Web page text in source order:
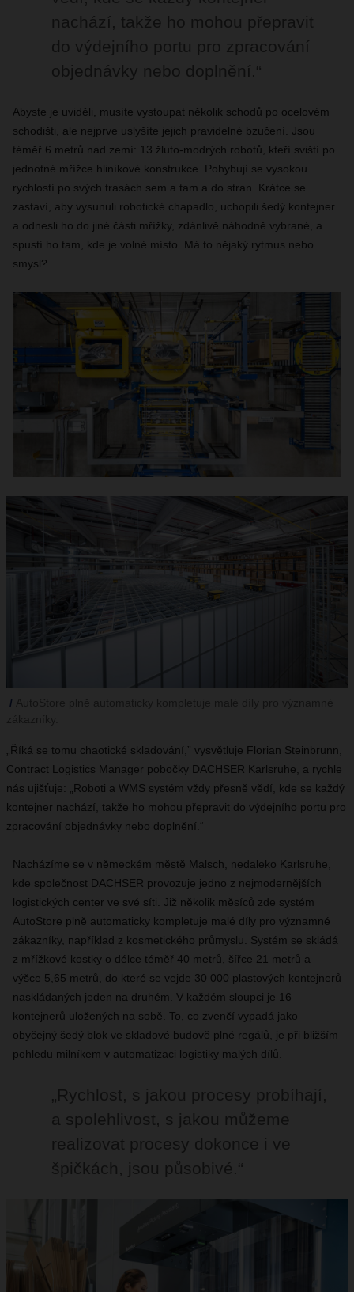
nachází, takže ho mohou přepravit
do výdejního portu pro zpracování
objednávky nebo doplnění.“
Abyste je uviděli, musíte vystoupat několik schodů po ocelovém
schodišti, ale nejprve uslyšíte jejich pravidelné bzučení. Jsou
téměř 6 metrů nad zemí: 13 žluto-modrých robotů, kteří sviští po
jednotné mřížce hliníkové konstrukce. Pohybují se vysokou
rychlostí po svých trasách sem a tam a do stran. Krátce se
zastaví, aby vysunuli robotické chapadlo, uchopili šedý kontejner
a odnesli ho do jiné části mřížky, zdánlivě náhodně vybrané, a
spustí ho tam, kde je volné místo. Má to nějaký rytmus nebo
smysl?
„Říká se tomu chaotické skladování,” vysvětluje Florian Steinbrunn,
Contract Logistics Manager pobočky DACHSER Karlsruhe, a rychle
nás ujišťuje: „Roboti a WMS systém vždy přesně vědí, kde se každý
kontejner nachází, takže ho mohou přepravit do výdejního portu pro
zpracování objednávky nebo doplnění.“
Nacházíme se v německém městě Malsch, nedaleko Karlsruhe,
kde společnost DACHSER provozuje jedno z nejmodernějších
logistických center ve své síti. Již několik měsíců zde systém
AutoStore plně automaticky kompletuje malé díly pro významné
zákazníky, například z kosmetického průmyslu. Systém se skládá
z mřížkové kostky o délce téměř 40 metrů, šířce 21 metrů a
výšce 5,65 metrů, do které se vejde 30 000 plastových kontejnerů
naskládaných jeden na druhém. V každém sloupci je 16
kontejnerů uložených na sobě. To, co zvenčí vypadá jako
obyčejný šedý blok ve skladové budově plné regálů, je při bližším
pohledu milníkem v automatizaci logistiky malých dílů.
„Rychlost, s jakou procesy probíhají,
a spolehlivost, s jakou můžeme
realizovat procesy dokonce i ve
špičkách, jsou působivé.“